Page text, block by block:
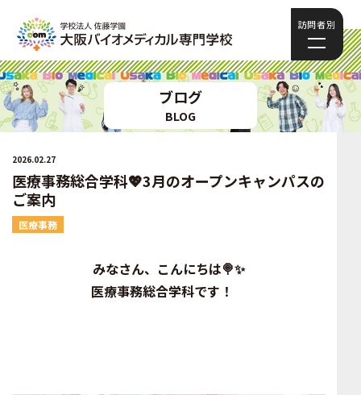
訪問者別
ブログ
BLOG
2026.02.27
医療事務総合学科💖3月のオープンキャンパスの
ご案内
医療事務
みなさん、こんにちは🍭✨
医療事務総合学科です！